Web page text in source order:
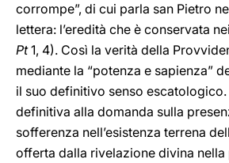
corrompe”, di cui parla san Pietro
lettera: l’eredità che è conservata
Pt1, 4). Così la verità della
mediante la “potenza e sapienza”
il suo definitivo senso
definitiva alla domanda sulla
sofferenza nell’esistenza terrena
offerta dalla rivelazione divina